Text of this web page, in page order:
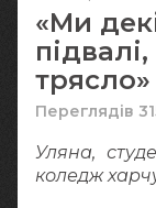
«Ми
трясло»
Переглядів
Уляна,
коледж